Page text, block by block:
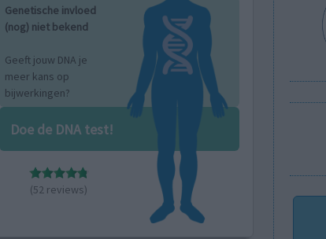
Genetische invloed
(nog) niet bekend
Geeft jouw DNA je
meer kans op
bijwerkingen?
Doe de DNA test!
(52 reviews)